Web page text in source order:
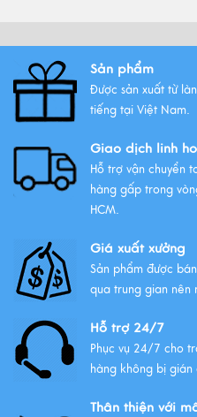
Những
Tràng
Xem
Sản phẩm
Được sản xuất từ
tiếng tại Việt Nam.
Giao dịch linh
Hỗ trợ vận chuyển
hàng gấp trong
HCM.
Giá xuất xưởng
Sản phẩm được
qua trung gian nên
Hỗ trợ 24/7
Phục vụ 24/7 cho
hàng không bị gián
Thân thiện với